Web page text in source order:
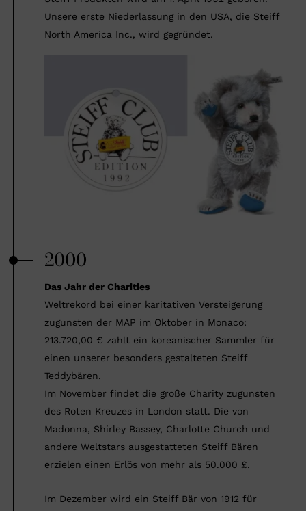
Unsere erste Niederlassung in den USA, die Steiff
North America Inc., wird gegründet.
2000
Das Jahr der Charities
Weltrekord bei einer karitativen Versteigerung
zugunsten der MAP im Oktober in Monaco:
213.720,00 € zahlt ein koreanischer Sammler für
einen unserer besonders gestalteten Steiff
Teddybären.
Im November findet die große Charity zugunsten
des Roten Kreuzes in London statt. Die von
Madonna, Shirley Bassey, Charlotte Church und
andere Weltstars ausgestatteten Steiff Bären
erzielen einen Erlös von mehr als 50.000 £.
Im Dezember wird ein Steiff Bär von 1912 für